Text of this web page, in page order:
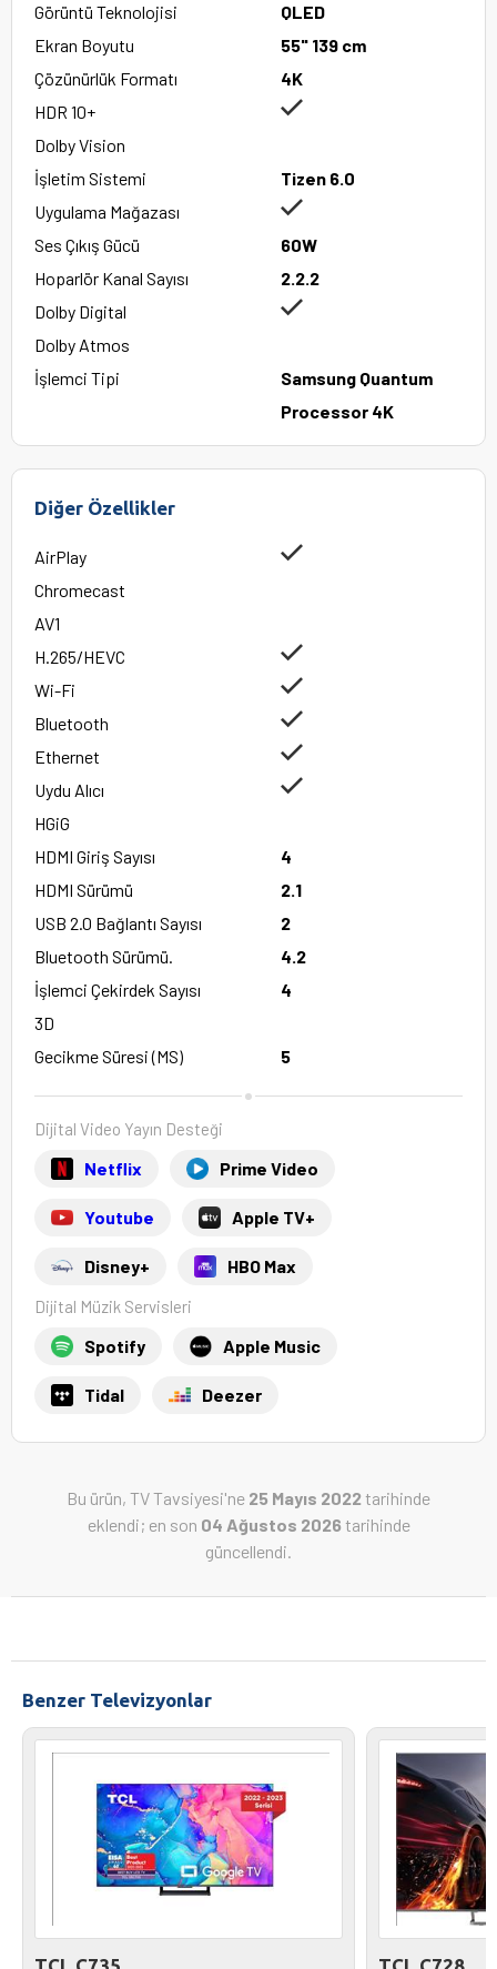
Görüntü Teknolojisi
QLED
Ekran Boyutu
55" 139 cm
Çözünürlük Formatı
4K
HDR 10+
Dolby Vision
İşletim Sistemi
Tizen 6.0
Uygulama Mağazası
Ses Çıkış Gücü
60W
Hoparlör Kanal Sayısı
2.2.2
Dolby Digital
Dolby Atmos
İşlemci Tipi
Samsung Quantum
Processor 4K
Diğer Özellikler
AirPlay
Chromecast
AV1
H.265/HEVC
Wi-Fi
Bluetooth
Ethernet
Uydu Alıcı
HGiG
HDMI Giriş Sayısı
4
HDMI Sürümü
2.1
USB 2.0 Bağlantı Sayısı
2
Bluetooth Sürümü.
4.2
İşlemci Çekirdek Sayısı
4
3D
Gecikme Süresi (MS)
5
Dijital Video Yayın Desteği
Netflix Prime Video
Youtube Apple TV+
Disney+ HBO Max
Dijital Müzik Servisleri
Spotify Apple Music
Tidal Deezer
Bu ürün, TV Tavsiyesi'ne 25 Mayıs 2022 tarihinde
eklendi; en son 04 Ağustos 2026tarihinde
güncellendi.
Benzer Televizyonlar